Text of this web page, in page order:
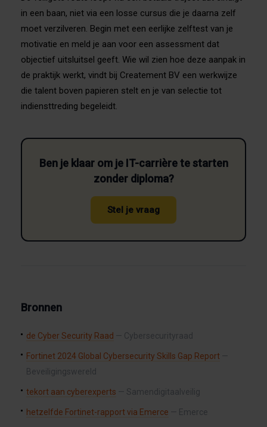
in een baan, niet via een losse cursus die je daarna zelf
moet verzilveren. Begin met een eerlijke zelftest van je
motivatie en meld je aan voor een assessment dat
objectief uitsluitsel geeft. Wie wil zien hoe deze aanpak in
de praktijk werkt, vindt bij Createment BV een werkwijze
die talent boven papieren stelt en je van selectie tot
indiensttreding begeleidt.
Ben je klaar om je IT-carrière te starten
zonder diploma?
Stel je vraag
Bronnen
de Cyber Security Raad — Cybersecurityraad
Fortinet 2024 Global Cybersecurity Skills Gap Report —
Beveiligingswereld
tekort aan cyberexperts — Samendigitaalveilig
hetzelfde Fortinet-rapport via Emerce — Emerce